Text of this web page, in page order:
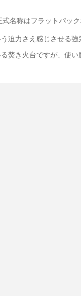
名称はフラットパッ
迫力さえ感じさせる強
焚き火台ですが、使